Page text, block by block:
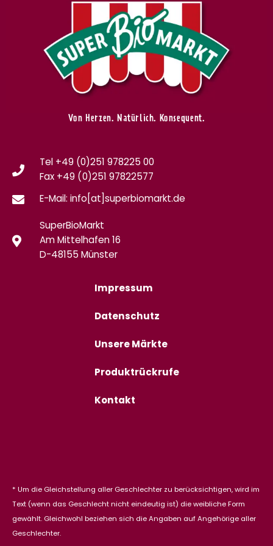
Von Herzen. Natürlich. Konsequent.
Tel +49 (0)251 978225 00
Fax +49 (0)251 97822577
E-Mail: info[at]superbiomarkt.de
SuperBioMarkt
Am Mittelhafen 16
D-48155 Münster
Impressum
Datenschutz
Unsere Märkte
Produktrückrufe
Kontakt
* Um die Gleichstellung aller Geschlechter zu berücksichtigen, wird im
Text (wenn das Geschlecht nicht eindeutig ist) die weibliche Form
gewählt. Gleichwohl beziehen sich die Angaben auf Angehörige aller
Geschlechter.